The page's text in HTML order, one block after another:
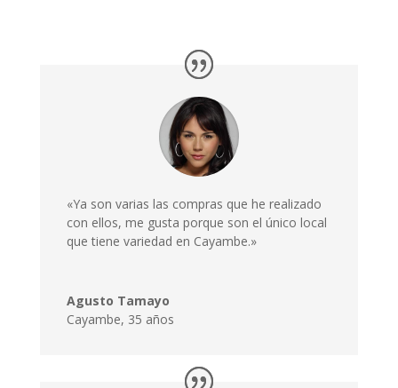
«Ya son varias las compras que he realizado
con ellos, me gusta porque son el único local
que tiene variedad en Cayambe.»
Agusto Tamayo
Cayambe, 35 años